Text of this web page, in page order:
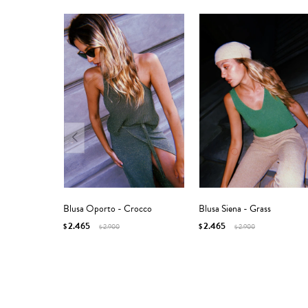
Blusa Oporto - Crocco
$2.465 $2.900
Blusa Siena - Grass
$2.465 $2.900